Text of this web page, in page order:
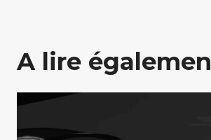
A lire